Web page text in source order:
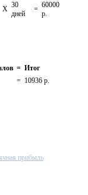
X 30
дней
= 60000
р.
= Итог
= 10936 р.
прибыль